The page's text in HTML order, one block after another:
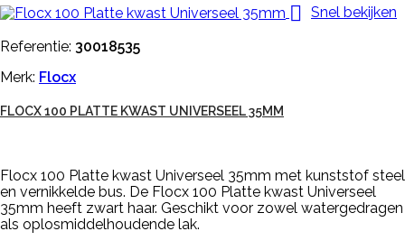
 Snel bekijken
Referentie: 30018535
Merk: Flocx
FLOCX 100 PLATTE KWAST UNIVERSEEL 35MM
Flocx 100 Platte kwast Universeel 35mm met kunststof steel
en vernikkelde bus. De Flocx 100 Platte kwast Universeel
35mm heeft zwart haar. Geschikt voor zowel watergedragen
als oplosmiddelhoudende lak.